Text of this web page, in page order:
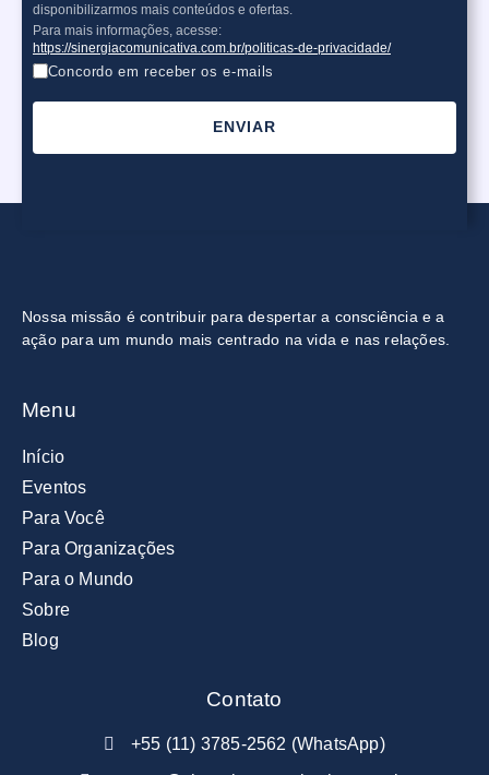
disponibilizarmos mais conteúdos e ofertas.
Para mais informações, acesse:
https://sinergiacomunicativa.com.br/politicas-de-privacidade/
Concordo em receber os e-mails
ENVIAR
Nossa missão é contribuir paradespertar a consciência e a
açãopara um mundo mais centrado na vida e nas relações
Menu
Início
Eventos
Para Você
Para Organizações
Para o Mundo
Sobre
Blog
Contato
+55 (11) 3785-2562 (WhatsApp)